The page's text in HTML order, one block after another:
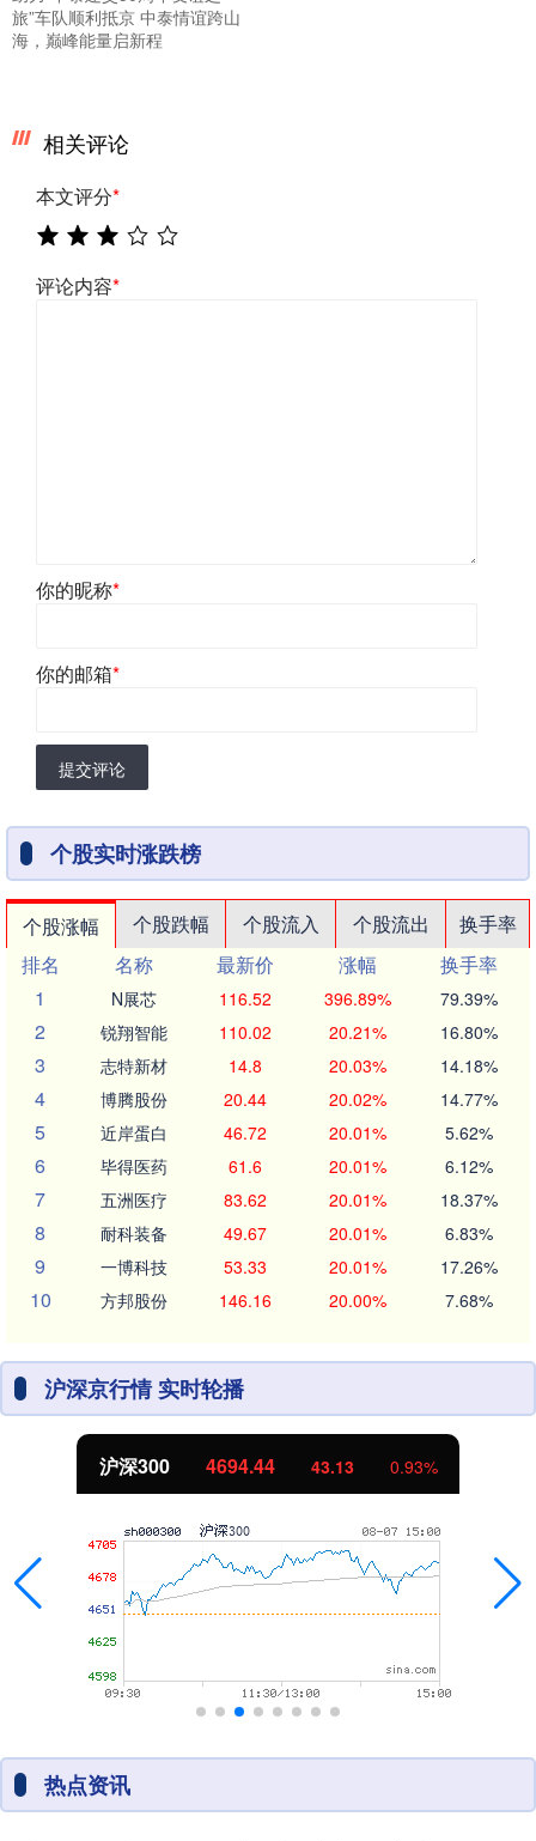
旅”车队顺利抵京 中泰情谊跨山
海，巅峰能量启新程
相关评论
本文评分*
评论内容*
你的昵称*
你的邮箱*
提交评论
个股实时涨跌榜
个股涨幅 个股跌幅 个股流入 个股流出
换手率
排名
名称 最新价 涨幅
换手率
1
N展芯 116.52 396.89% 79.39%
2 锐翔智能 110.02 20.21% 16.80%
3 志特新材 14.8 20.03% 14.18%
4 博腾股份 20.44 20.02% 14.77%
5 近岸蛋白 46.72 20.01% 5.62%
6 毕得医药 61.6 20.01% 6.12%
7 五洲医疗 83.62 20.01% 18.37%
8 耐科装备 49.67 20.01% 6.83%
9 一博科技 53.33 20.01% 17.26%
10 方邦股份 146.16 20.00% 7.68%
沪深京行情 实时轮播
沪深300 4694.44 43.13 0.93%
热点资讯